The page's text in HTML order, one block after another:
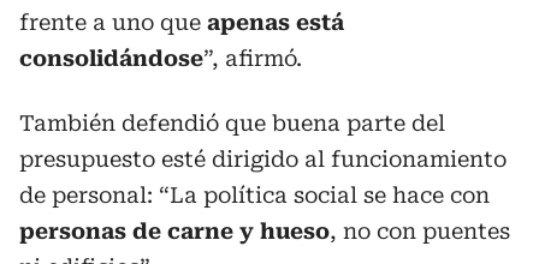
frente a uno que apenas está
consolidándose”, afirmó.
También defendió que buena parte del
presupuesto esté dirigido al funcionamiento
de personal: “La política social se hace con
personas de carne y hueso, no con puentes